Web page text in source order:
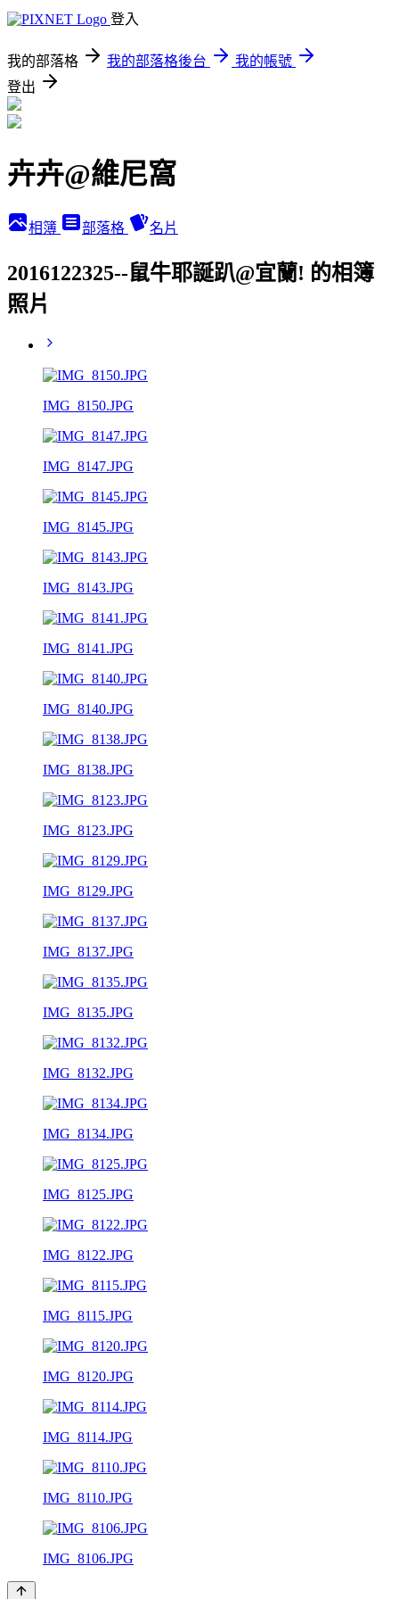
登入
我的部落格 我的部落格後台
我的帳號
登出
卉卉@維尼窩
相簿 部落格 名片
2016122325--鼠牛耶誕趴@宜蘭! 的相簿
照片
IMG_8150.JPG
IMG_8147.JPG
IMG_8145.JPG
IMG_8143.JPG
IMG_8141.JPG
IMG_8140.JPG
IMG_8138.JPG
IMG_8123.JPG
IMG_8129.JPG
IMG_8137.JPG
IMG_8135.JPG
IMG_8132.JPG
IMG_8134.JPG
IMG_8125.JPG
IMG_8122.JPG
IMG_8115.JPG
IMG_8120.JPG
IMG_8114.JPG
IMG_8110.JPG
IMG_8106.JPG